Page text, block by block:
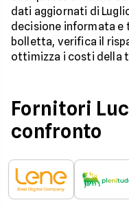
dati aggiornati di
decisione informata e
bolletta, verifica il
ottimizza i costi della
Fornitori
confronto